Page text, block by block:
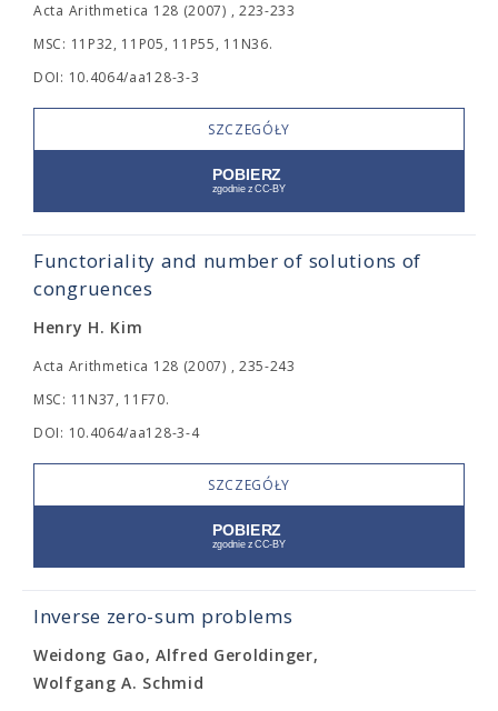
Acta Arithmetica 128 (2007) , 223-233
MSC: 11P32, 11P05, 11P55, 11N36.
DOI: 10.4064/aa128-3-3
SZCZEGÓŁY
Functoriality and number of solutions of
congruences
Henry H. Kim
Acta Arithmetica 128 (2007) , 235-243
MSC: 11N37, 11F70.
DOI: 10.4064/aa128-3-4
SZCZEGÓŁY
Inverse zero-sum problems
Weidong Gao, Alfred Geroldinger,
Wolfgang A. Schmid